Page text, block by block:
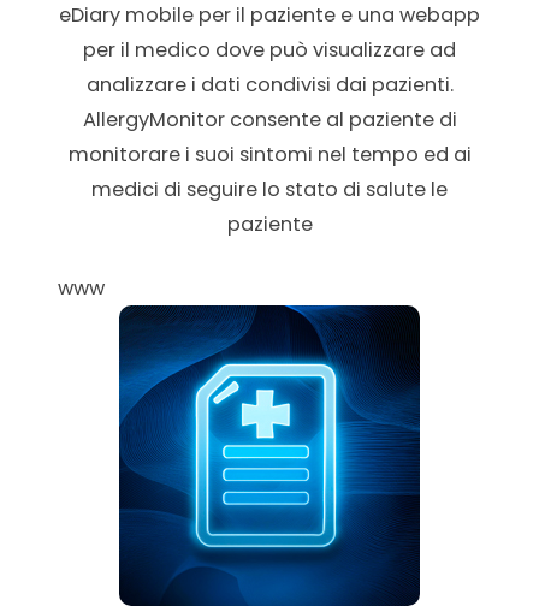
eDiary mobile per il paziente e una webapp
per il medico dove può visualizzare ad
analizzare i dati condivisi dai pazienti.
AllergyMonitor consente al paziente di
monitorare i suoi sintomi nel tempo ed ai
medici di seguire lo stato di salute le
paziente
www